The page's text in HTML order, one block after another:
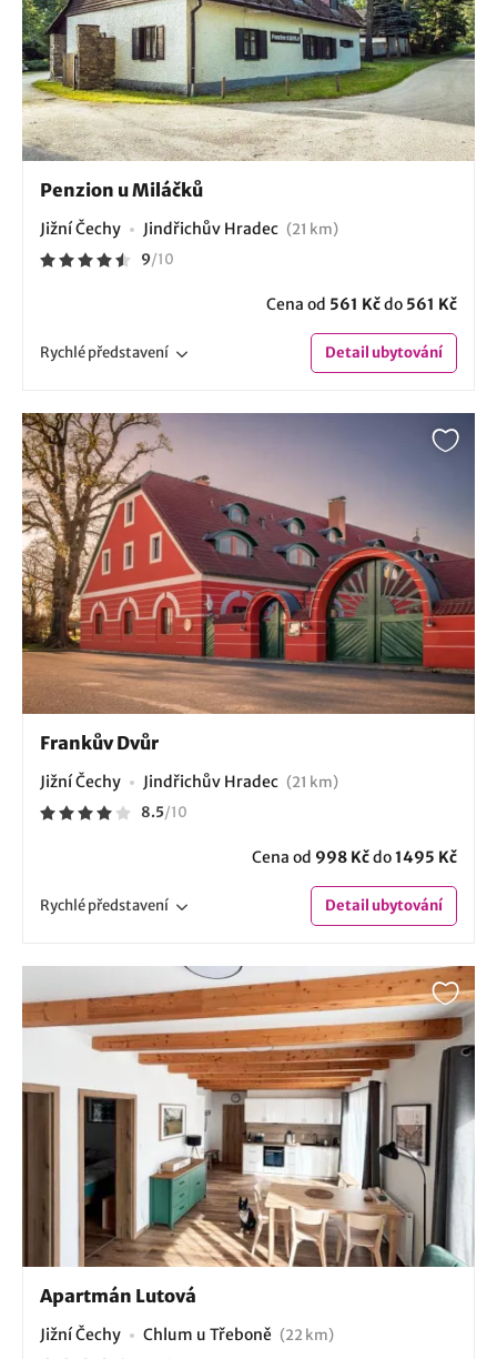
Penzion u Miláčků
Jižní Čechy Jindřichův Hradec (21 km)
9/10
Cena od 561 Kčdo 561 Kč
Rychlépředstavení Detailubytování
Frankův Dvůr
Jižní Čechy Jindřichův Hradec (21 km)
8.5/10
Cena od 998 Kčdo1495 Kč
Rychlépředstavení Detailubytování
Apartmán Lutová
Jižní Čechy Chlum u Třeboně (22 km)